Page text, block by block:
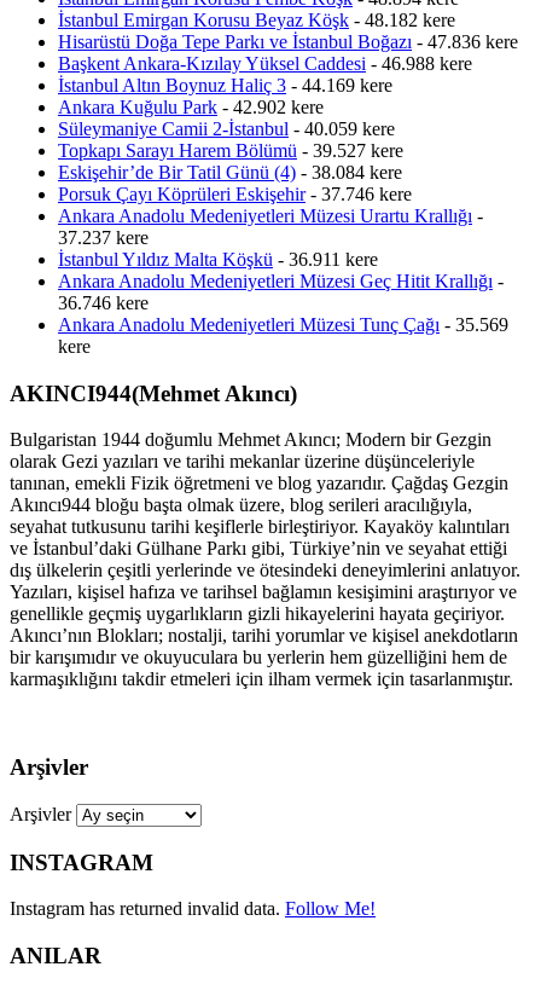
İstanbul Emirgan Korusu Beyaz Köşk - 48.182 kere
Hisarüstü Doğa Tepe Parkı ve İstanbul Boğazı - 47.836 kere
Başkent Ankara-Kızılay Yüksel Caddesi - 46.988 kere
İstanbul Altın Boynuz Haliç 3 - 44.169 kere
Ankara Kuğulu Park - 42.902 kere
Süleymaniye Camii 2-İstanbul - 40.059 kere
Topkapı Sarayı Harem Bölümü - 39.527 kere
Eskişehir’de Bir Tatil Günü (4) - 38.084 kere
Porsuk Çayı Köprüleri Eskişehir- 37.746 kere
Ankara Anadolu Medeniyetleri Müzesi Urartu Krallığı -
37.237 kere
İstanbul Yıldız Malta Köşkü - 36.911 kere
Ankara Anadolu Medeniyetleri Müzesi Geç Hitit Krallığı -
36.746 kere
Ankara Anadolu Medeniyetleri Müzesi Tunç Çağı - 35.569
kere
AKINCI944(Mehmet Akıncı)
Bulgaristan 1944 doğumlu Mehmet Akıncı; Modern bir Gezgin
olarak Gezi yazıları ve tarihi mekanlar üzerine düşünceleriyle
tanınan, emekli Fizik öğretmeni ve blog yazarıdır. Çağdaş Gezgin
Akıncı944 bloğu başta olmak üzere, blog serileri aracılığıyla,
seyahat tutkusunu tarihi keşiflerle birleştiriyor. Kayaköy kalıntıları
ve İstanbul’daki Gülhane Parkı gibi, Türkiye’nin ve seyahat ettiği
dış ülkelerin çeşitli yerlerinde ve ötesindeki deneyimlerini anlatıyor.
Yazıları, kişisel hafıza ve tarihsel bağlamın kesişimini araştırıyor ve
genellikle geçmiş uygarlıkların gizli hikayelerini hayata geçiriyor.
Akıncı’nın Blokları; nostalji, tarihi yorumlar ve kişisel anekdotların
bir karışımıdır ve okuyuculara bu yerlerin hem güzelliğini hem de
karmaşıklığını takdir etmeleri için ilham vermek için tasarlanmıştır.
Arşivler
Arşivler
INSTAGRAM
Instagram has returned invalid data. Follow Me!
ANILAR